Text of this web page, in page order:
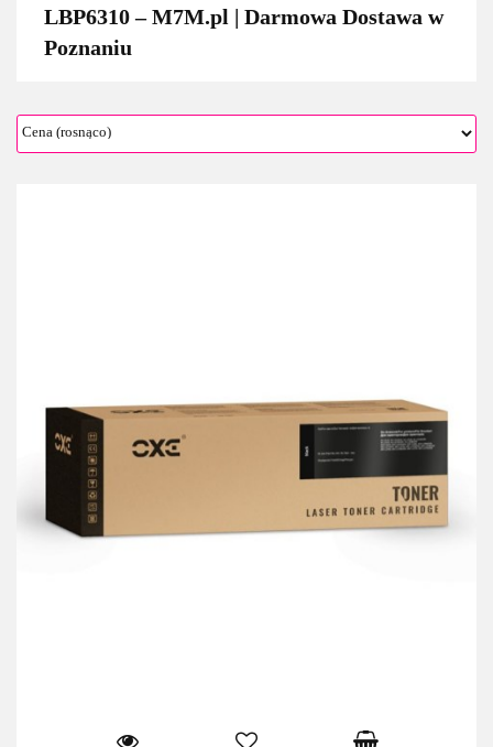
LBP6310 – M7M.pl | Darmowa Dostawa w
Poznaniu